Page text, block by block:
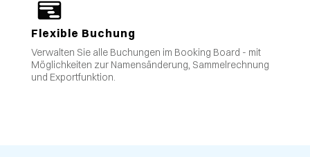
Flexible Buchung
Verwalten Sie alle Buchungen im Booking Board - mit
Möglichkeiten zur Namensänderung, Sammelrechnung
und Exportfunktion.